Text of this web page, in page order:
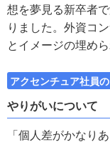
想を夢見る新卒者
りました。外資コ
とイメージの埋め
アクセンチュア社員
やりがいについて
「個人差がかなり